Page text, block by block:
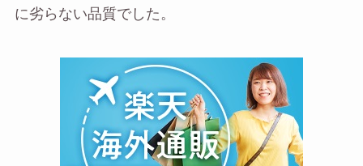
に劣らない品質でした。